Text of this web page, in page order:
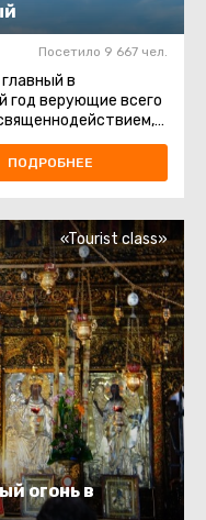
Посетило 9 667 чел.
в
год верующие всего
ПОДРОБНЕЕ
огонь в
«Tourist class»